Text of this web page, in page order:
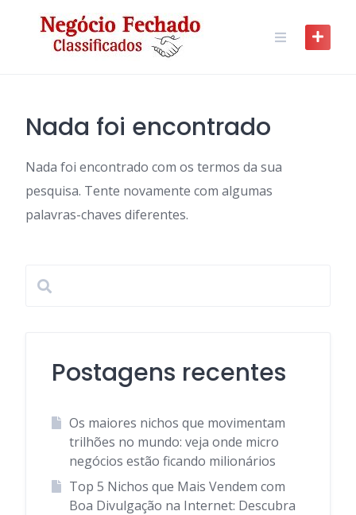
Nada foi encontrado
Nada foi encontrado com os termos da sua
pesquisa. Tente novamente com algumas
palavras-chaves diferentes.
Postagens recentes
Os maiores nichos que movimentam
trilhões no mundo: veja onde micro
negócios estão ficando milionários
Top 5 Nichos que Mais Vendem com
Boa Divulgação na Internet: Descubra